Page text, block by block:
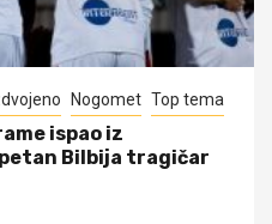
Nogomet Top tema
ispao iz
Bilbija tragičar